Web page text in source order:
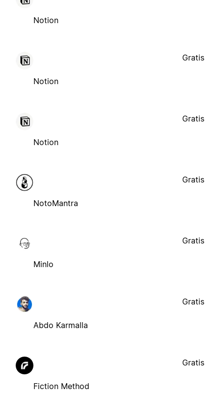
Notion
Notion
Gratis
Notion
Gratis
NotoMantra
Gratis
Minlo
Gratis
Abdo Karmalla
Gratis
Fiction Method
Gratis